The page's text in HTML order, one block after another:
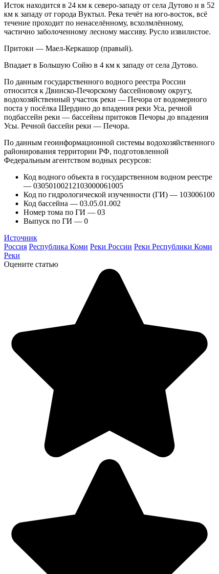
Исток находится в 24 км к северо-западу от села Дутово и в 52
км к западу от города Вуктыл. Река течёт на юго-восток, всё
течение проходит по ненаселённому, всхолмлённому,
частично заболоченному лесному массиву. Русло извилистое.
Притоки — Маел-Керкашор (правый).
Впадает в Большую Сойю в 4 км к западу от села Дутово.
По данным государственного водного реестра России
относится к Двинско-Печорскому бассейновому округу,
водохозяйственный участок реки — Печора от водомерного
поста у посёлка Шердино до впадения реки Уса, речной
подбассейн реки — бассейны притоков Печоры до впадения
Усы. Речной бассейн реки — Печора.
По данным геоинформационной системы водохозяйственного
районирования территории РФ, подготовленной
Федеральным агентством водных ресурсов:
Код водного объекта в государственном водном реестре
— 03050100212103000061005
Код по гидрологической изученности (ГИ) — 103006100
Код бассейна — 03.05.01.002
Номер тома по ГИ — 03
Выпуск по ГИ — 0
Источник
Россия Республика Коми Реки России Реки Республики Коми
Реки
Оцените статью